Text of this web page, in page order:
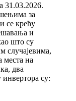
31.03.2026.
за
се крећу
и
што су
случајевима,
места на
два
су: